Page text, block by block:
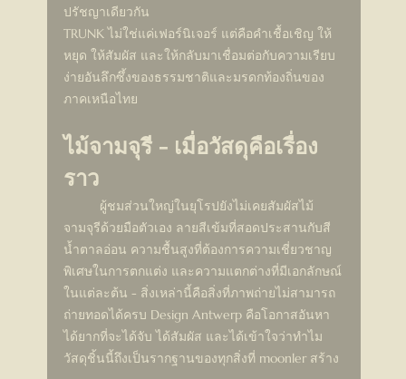
ปรัชญาเดียวกัน
TRUNK ไม่ใช่แค่เฟอร์นิเจอร์ แต่คือคำเชื้อเชิญ ให้
หยุด ให้สัมผัส และให้กลับมาเชื่อมต่อกับความเรียบ
ง่ายอันลึกซึ้งของธรรมชาติและมรดกท้องถิ่นของ
ภาคเหนือไทย
ไม้จามจุรี - เมื่อวัสดุคือเรื่อง
ราว
จามจุรีด้วยมือตัวเอง ลายสีเข้มที่สอดประสานกับสี
น้ำตาลอ่อน ความชื้นสูงที่ต้องการความเชี่ยวชาญ
พิเศษในการตกแต่ง และความแตกต่างที่มีเอกลักษณ์
ในแต่ละต้น - สิ่งเหล่านี้คือสิ่งที่ภาพถ่ายไม่สามารถ
ถ่ายทอดได้ครบ Design Antwerp คือโอกาสอันหา
ได้ยากที่จะได้จับ ได้สัมผัส และได้เข้าใจว่าทำไม
วัสดุชิ้นนี้ถึงเป็นรากฐานของทุกสิ่งที่ moonler สร้าง